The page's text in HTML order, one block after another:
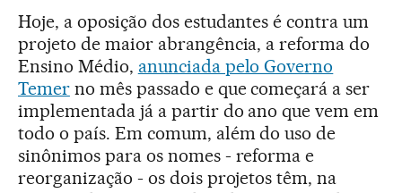
Hoje, a oposição dos estudantes é contra um
projeto de maior abrangência, a reforma do
Ensino Médio, anunciada pelo Governo
Temerno mês passado e que começará a ser
implementada já a partir do ano que vem em
todo o país. Em comum, além do uso de
sinônimos para os nomes - reforma e
reorganização - os dois projetos têm, na